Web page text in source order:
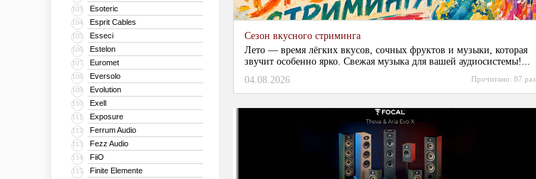
103 Esoteric
104 Esprit Cables
105 Esseci
106 Estelon
107 Euromet
108 Eversolo
109 Evolution
110 Exell
111 Exposure
112 Ferrum Audio
113 Fezz Audio
114 FiiO
115 Finite Elemente
Сезон вкусного стриминга
Лето — время лёгких вкусов, сочных фруктов и музыки, которая
звучит особенно ярко. Свежая музыка для вашей аудиосистемы!...
04.08.2026
Прочитано: 87 раз